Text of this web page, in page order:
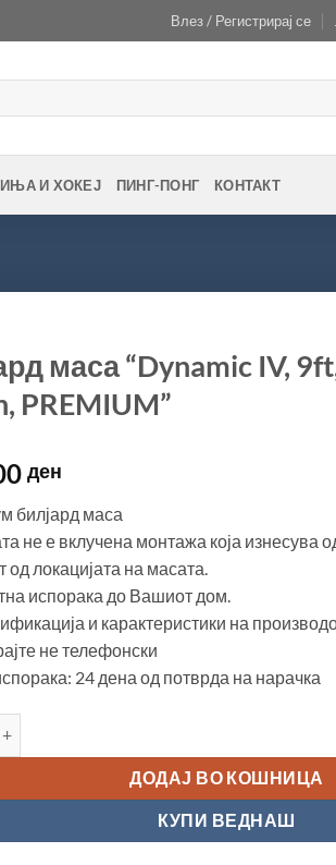
Влез / Регистрирај се
И ХОКЕЈ ПИНГ-ПОНГ КОНТАКТ
маса “Dynamic IV,
PREMIUM”
ден
билјард маса
не е вклучена монтажа која изнесува
од локацијата на масата.
испорака до Вашиот дом.
и карактеристики на
не телефонски
24 дена од потврда на нарачка
ДОДАЈ ВО КОШНИЦА
КУПИ ВЕДНАШ